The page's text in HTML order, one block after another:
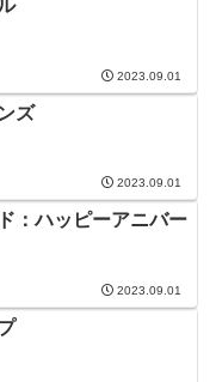
2023.09.01
ズ
2023.09.01
：ハッピーアニバー
2023.09.01